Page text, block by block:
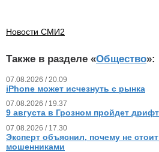
Новости СМИ2
Также в разделе «Общество»:
07.08.2026 / 20.09
iPhone может исчезнуть с рынка
07.08.2026 / 19.37
9 августа в Грозном пройдет
07.08.2026 / 17.30
Эксперт объяснил, почему не
мошенниками